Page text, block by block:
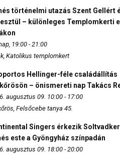
történelmi utazás Szent Gellért
– különleges Templomkerti
19:00 - 21:00
Katolikus templomkert
Hellinger-féle családállítás
– önismereti nap Takács
augusztus 09. 10:00 - 17:00
Felsőcebe tanya 45.
Singers érkezik
este a Gyöngyház színpadán
augusztus 09. 18:00 - 20:00